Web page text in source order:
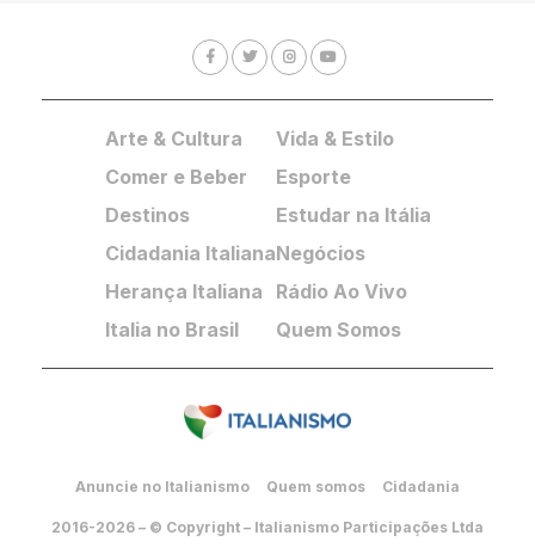
Arte & Cultura
Comer e Beber
Destinos
Cidadania Italiana
Herança Italiana
Italia no Brasil
Vida & Estilo
Esporte
Estudar na Itália
Negócios
Rádio Ao Vivo
Quem Somos
Anuncie no Italianismo Quem somos Cidadania
2016-2026 – © Copyright – Italianismo Participações Ltda